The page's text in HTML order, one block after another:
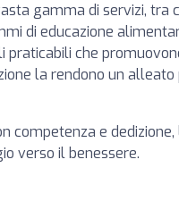
gamma di servizi, tra
di educazione
che
la rendono un
competenza e
verso il benessere.